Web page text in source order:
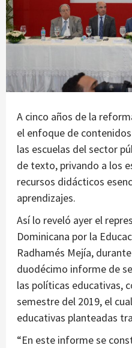
A cinco años de la
el enfoque de
las escuelas del sector
de texto, privando a los
recursos didácticos
aprendizajes.
Así lo reveló ayer el
Dominicana por la
Radhamés Mejía,
duodécimo informe de
las políticas educativas,
semestre del 2019, el
educativas planteadas
“En este informe se